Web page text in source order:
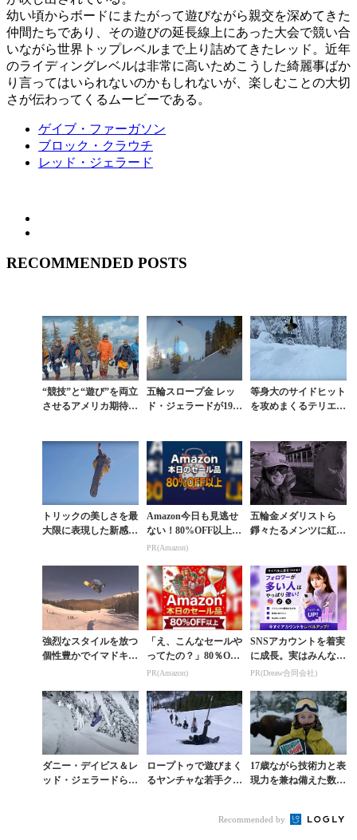
幼い頃からボードにまたがって遊びながら親交を深めてきた
仲間たちであり、その遊びの延長線上にあった大会で競い合
いながら世界トップレベルまで上り詰めてきたレッド。近年
のライディングレベルは非常に高いためこうした綺麗事ばか
り言ってはいられないのかもしれないが、楽しむことの大切
さが伝わってくるムービーである。
ゲイブ・ファーガソン
ブロック・クラウチ
レッド・ジェラード
RECOMMENDED POSTS
“競技”と“遊び”を両立
させるアメリカ期待の
五輪スロープ金 レッ
ド・ジェラードが19歳
等身大のサイドヒット
を攻めまくるテリエ＆
トリックの美しさを最
大限に表現した新感覚
Amazon今日も見逃せ
ない！80%OFF以上が
続々登場
PR(Amazon)
五輪金メダリストら
錚々たるメンツに紅一
強烈なスタイルを放つ
個性豊かでイマドキな
「え、こんなセールや
ってたの？」80％OFF
以上が続々登場！Am
PR(Amazon)
SNSアカウントを着実
に成長。実はみんなコ
コ使ってます。
PR(Dreaw合同会社)
ダニー・デイビス＆レ
ッド・ジェラードらが
ロープトゥで遊びまく
るヤンチャな若手クル
17歳ながら技術力と表
現力を兼ね備えた数少
Recommended by